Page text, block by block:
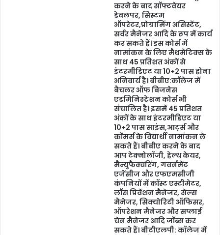
करने के बाद सॉफ्टवेयर
डेवलपर, सिस्टम
ऑपरेटर,प्रोग्रामिंग असिस्टेंट,
सर्वर मैनेजर आदि के रूप में कार्य
कर सकते हैं। इस कोर्स में
नामांकन के लिए मैथमेटिक्स के
साथ 45 प्रतिशत अंकों से
इंटरमीडिएट या 10+2 पास होना
अनिवार्य है। बीबीए:कॉलेज में
बैचलर ऑफ बिजनेस
एडमिनिस्ट्रेशन कोर्स भी
संचालित है। इसमें 45 प्रतिशत
अंकों के साथ इंटरमीडिएट या
10+2 पास साइंस,आर्ट्स और
कॉमर्स के विद्यार्थी नामांकन ले
सकते हैं। बीबीए करने के बाद
आप टेक्नोलॉजी, हेल्थ केयर,
मैन्युफैक्चरिंग, गवर्नमेंट
एजेंसीज और एफएमसीजी
कंपनियों में कॉस्ट एस्टीमेटर,
लॉस प्रिवेंशन मैनेजर, सेल्स
मैनेजर, सिक्योरिटी ऑफिसर,
ऑपरेशन मैनेजर और सप्लाई
चेन मैनेजर आदि जॉब्स कर
सकते हैं। बीटीएलपी: कॉलेज में